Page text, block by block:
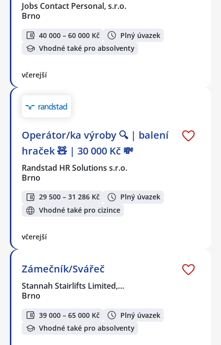
Jobs Contact Personal, s.r.o.
Brno
40 000 – 60 000 Kč
Plný úvazek
Vhodné také pro absolventy
včerejší
Operátor/ka výroby 🔍 | balení
hraček 🧸 | 30 000 Kč 💸
Randstad HR Solutions s.r.o.
Brno
29 500 – 31 286 Kč
Plný úvazek
Vhodné také pro cizince
včerejší
Zámečník/Svářeč
Stannah Stairlifts Limited,…
Brno
39 000 – 65 000 Kč
Plný úvazek
Vhodné také pro absolventy